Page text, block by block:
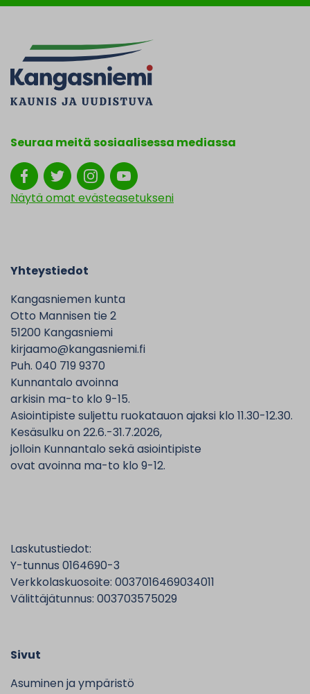
Seuraa meitä sosiaalisessa mediassa
Näytä omat evästeasetukseni
Yhteystiedot
Kangasniemen kunta
Otto Mannisen tie 2
51200 Kangasniemi
kirjaamo@kangasniemi.fi
Puh. 040 719 9370
Kunnantalo avoinna
arkisin ma-to klo 9-15.
Asiointipiste suljettu ruokatauon ajaksi klo 11.30-12.30.
Kesäsulku on 22.6.-31.7.2026,
jolloin Kunnantalo sekä asiointipiste
ovat avoinna ma-to klo 9-12.
Laskutustiedot:
Y-tunnus 0164690-3
Verkkolaskuosoite: 0037016469034011
Välittäjätunnus: 003703575029
Sivut
Asuminen ja ympäristö